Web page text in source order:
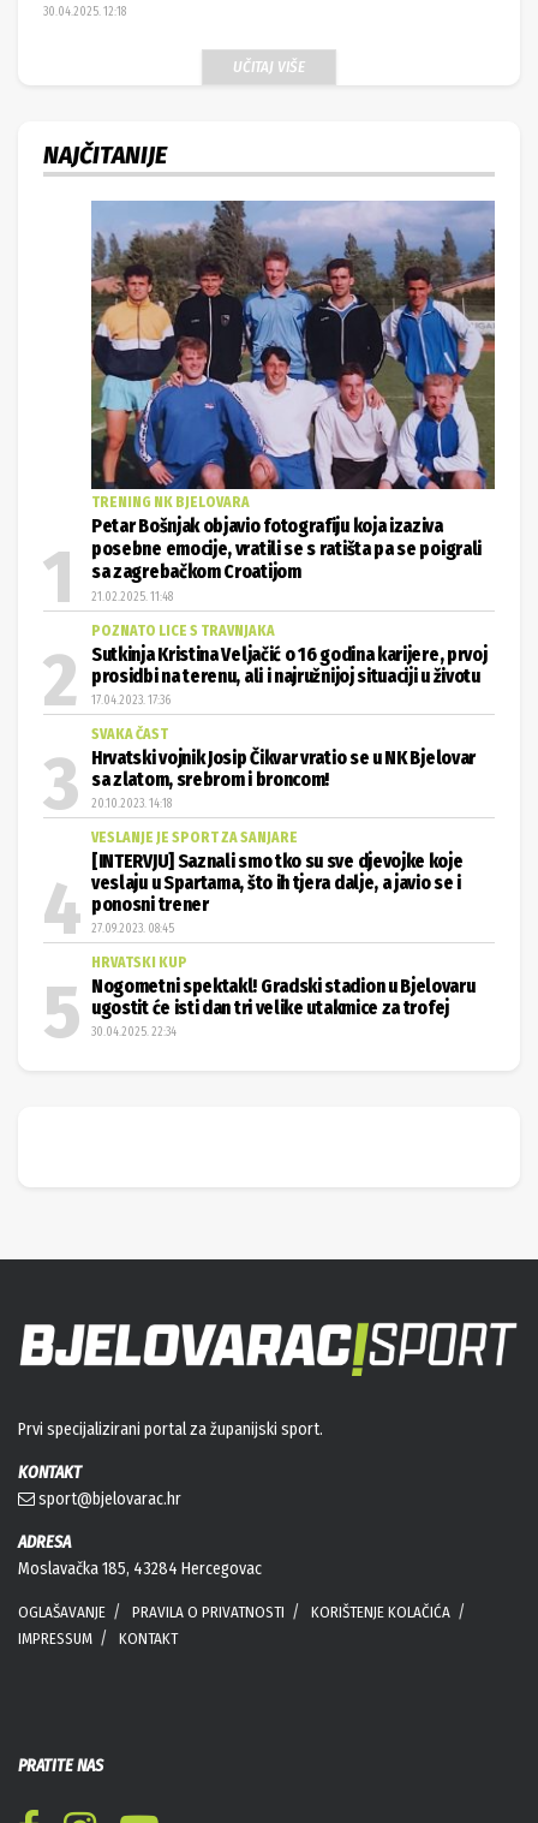
30.04.2025. 12:18
UČITAJ VIŠE
NAJČITANIJE
TRENING NK BJELOVARA
Petar Bošnjak objavio fotografiju koja izaziva
posebne emocije, vratili se s ratišta pa se poigrali
sa zagrebačkom Croatijom
21.02.2025. 11:48
POZNATO LICE S TRAVNJAKA
Sutkinja Kristina Veljačić o 16 godina karijere, prvoj
prosidbi na terenu, ali i najružnijoj situaciji u životu
17.04.2023. 17:36
SVAKA ČAST
Hrvatski vojnik Josip Čikvar vratio se u NK Bjelovar
sa zlatom, srebrom i broncom!
20.10.2023. 14:18
VESLANJE JE SPORT ZA SANJARE
[INTERVJU] Saznali smo tko su sve djevojke koje
veslaju u Spartama, što ih tjera dalje, a javio se i
ponosni trener
27.09.2023. 08:45
HRVATSKI KUP
Nogometni spektakl! Gradski stadion u Bjelovaru
ugostit će isti dan tri velike utakmice za trofej
30.04.2025. 22:34
Prvi specijalizirani portal za županijski sport.
KONTAKT
sport@bjelovarac.hr
ADRESA
Moslavačka 185, 43284 Hercegovac
OGLAŠAVANJE PRAVILA O PRIVATNOSTI
KORIŠTENJE KOLAČIĆA
IMPRESSUM
KONTAKT
PRATITE NAS